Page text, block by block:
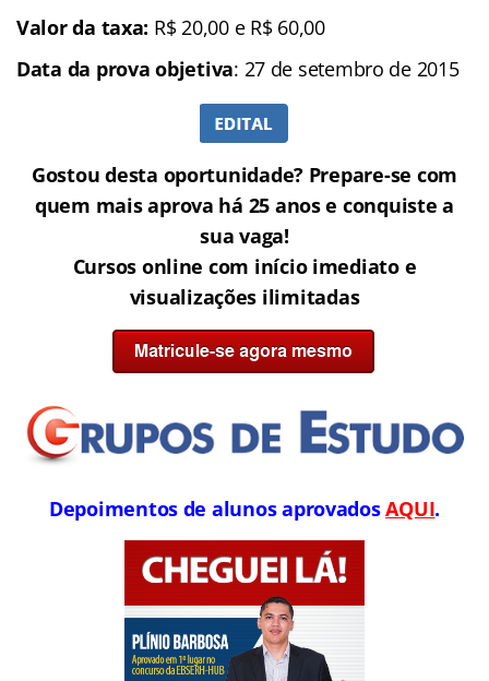
Valor da taxa: R$ 20,00 e R$ 60,00
Data da prova objetiva: 27 de setembro de 2015
Gostou desta oportunidade? Prepare-se com
quem mais aprova há 25 anos e conquiste a
sua vaga!
Cursos online com início imediato e
visualizações ilimitadas
Depoimentos de alunos aprovadosAQUI.